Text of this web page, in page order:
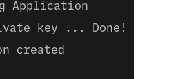
Application
key ... Done!
created